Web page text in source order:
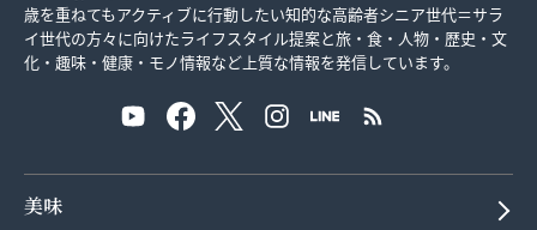
歳を重ねてもアクティブに行動したい知的な高齢者シニア世代＝サラ
イ世代の方々に向けたライフスタイル提案と旅・食・人物・歴史・文
化・趣味・健康・モノ情報など上質な情報を発信しています。
美味